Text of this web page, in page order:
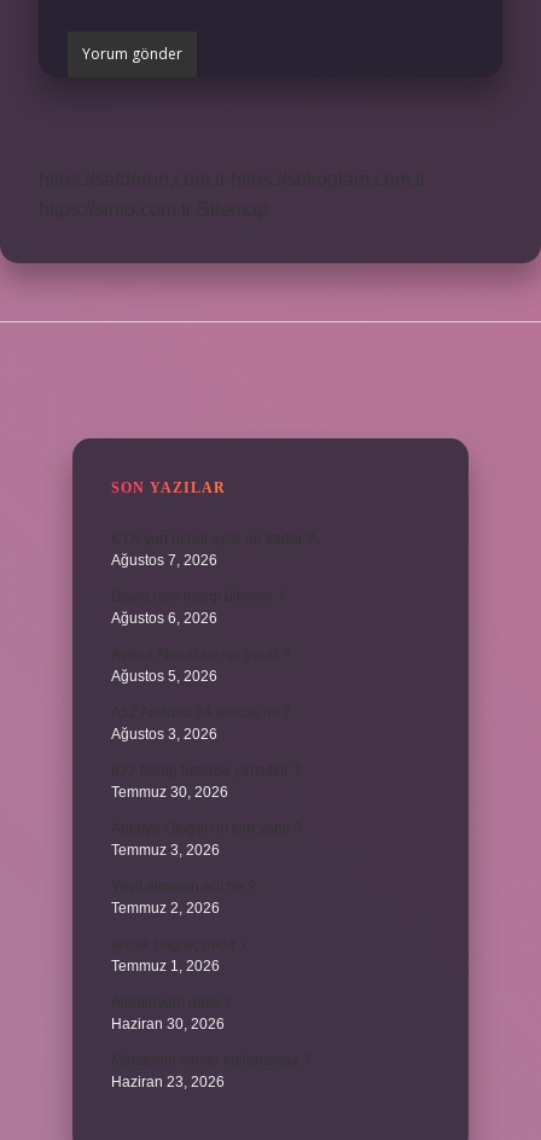
SON YAZILAR
Ağustos 7, 2026
Ağustos 6, 2026
Ağustos 5, 2026
Ağustos 3, 2026
Temmuz 30, 2026
Temmuz 3, 2026
Temmuz 2, 2026
Temmuz 1, 2026
Haziran 30, 2026
Haziran 23, 2026